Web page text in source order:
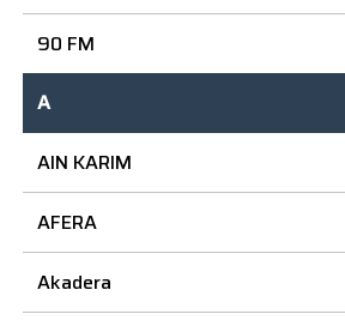
90 FM
A
AIN KARIM
AFERA
Akadera